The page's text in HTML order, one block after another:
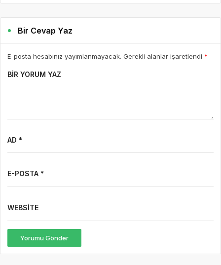
Bir Cevap Yaz
E-posta hesabınız yayımlanmayacak. Gerekli alanlar işaretlendi *
BIR YORUM YAZ
AD *
E-POSTA *
WEBSITE
Yorumu Gönder